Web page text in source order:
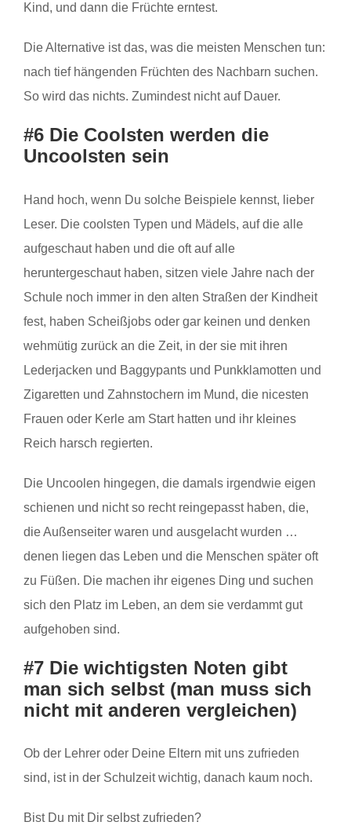
Kind, und dann die Früchte erntest.
Die Alternative ist das, was die meisten Menschen tun:
nach tief hängenden Früchten des Nachbarn suchen.
So wird das nichts. Zumindest nicht auf Dauer.
#6 Die Coolsten werden die
Uncoolsten sein
Hand hoch, wenn Du solche Beispiele kennst, lieber
Leser. Die coolsten Typen und Mädels, auf die alle
aufgeschaut haben und die oft auf alle
heruntergeschaut haben, sitzen viele Jahre nach der
Schule noch immer in den alten Straßen der Kindheit
fest, haben Scheißjobs oder gar keinen und denken
wehmütig zurück an die Zeit, in der sie mit ihren
Lederjacken und Baggypants und Punkklamotten und
Zigaretten und Zahnstochern im Mund, die nicesten
Frauen oder Kerle am Start hatten und ihr kleines
Reich harsch regierten.
Die Uncoolen hingegen, die damals irgendwie eigen
schienen und nicht so recht reingepasst haben, die,
die Außenseiter waren und ausgelacht wurden …
denen liegen das Leben und die Menschen später oft
zu Füßen. Die machen ihr eigenes Ding und suchen
sich den Platz im Leben, an dem sie verdammt gut
aufgehoben sind.
#7 Die wichtigsten Noten gibt
man sich selbst (man muss sich
nicht mit anderen vergleichen)
Ob der Lehrer oder Deine Eltern mit uns zufrieden
sind, ist in der Schulzeit wichtig, danach kaum noch.
Bist Du mit Dir selbst zufrieden?